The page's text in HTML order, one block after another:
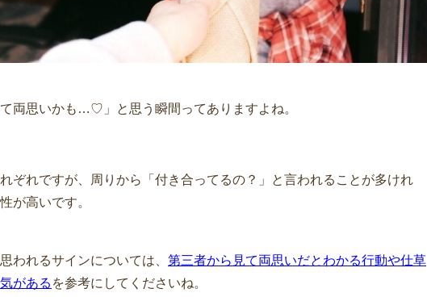
て両思いかも…♡」と思う瞬間ってありますよね。
ぞれですが、周りから「付き合ってるの？」と言われることが多けれ
が高いです。
われるサインについては、 第三者から見て両思いだとわかる行動や仕草
がある を参考にしてくださいね。